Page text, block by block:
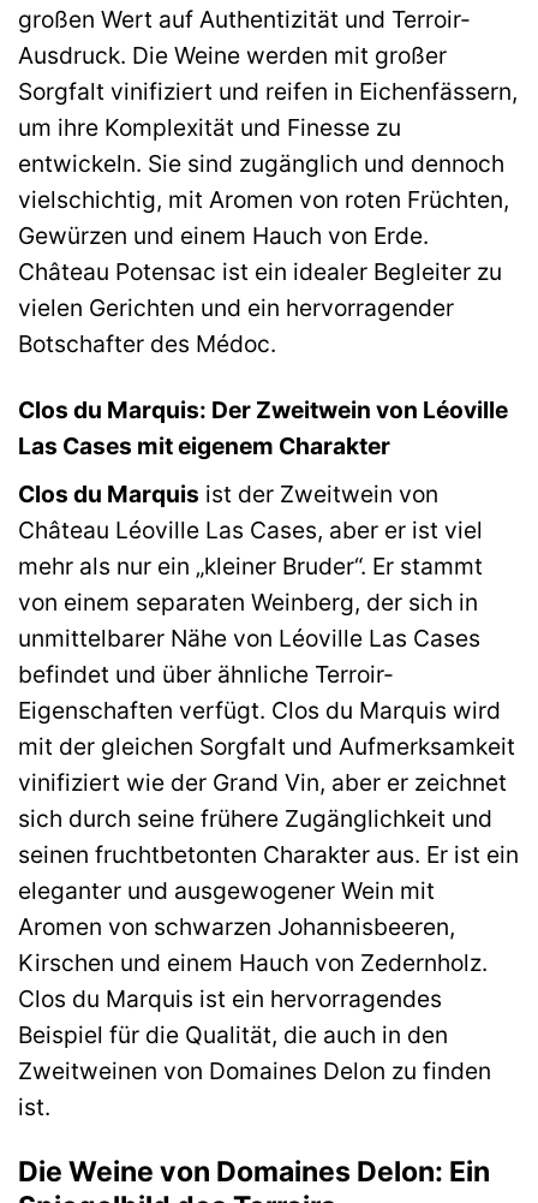
großen Wert auf Authentizität und Terroir-
Ausdruck. Die Weine werden mit großer
Sorgfalt vinifiziert und reifen in Eichenfässern,
um ihre Komplexität und Finesse zu
entwickeln. Sie sind zugänglich und dennoch
vielschichtig, mit Aromen von roten Früchten,
Gewürzen und einem Hauch von Erde.
Château Potensac ist ein idealer Begleiter zu
vielen Gerichten und ein hervorragender
Botschafter des Médoc.
Clos du Marquis: Der Zweitwein von Léoville
Las Cases mit eigenem Charakter
Clos du Marquis ist der Zweitwein von
Château Léoville Las Cases, aber er ist viel
mehr als nur ein „kleiner Bruder“. Er stammt
von einem separaten Weinberg, der sich in
unmittelbarer Nähe von Léoville Las Cases
befindet und über ähnliche Terroir-
Eigenschaften verfügt. Clos du Marquis wird
mit der gleichen Sorgfalt und Aufmerksamkeit
vinifiziert wie der Grand Vin, aber er zeichnet
sich durch seine frühere Zugänglichkeit und
seinen fruchtbetonten Charakter aus. Er ist ein
eleganter und ausgewogener Wein mit
Aromen von schwarzen Johannisbeeren,
Kirschen und einem Hauch von Zedernholz.
Clos du Marquis ist ein hervorragendes
Beispiel für die Qualität, die auch in den
Zweitweinen von Domaines Delon zu finden
ist.
Die Weine von Domaines Delon: Ein